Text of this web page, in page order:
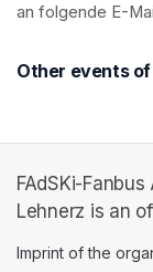
an folgende E-
Other events
FAdSKi-
Lehnerz is an
Imprint of the